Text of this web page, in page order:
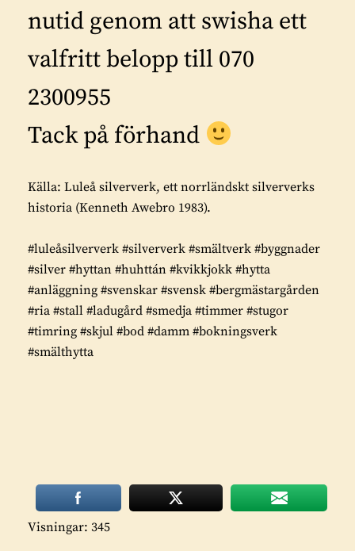
nutid genom att swisha ett
valfritt belopp till 070
2300955
Tack på förhand
Källa: Luleå silververk, ett norrländskt silververks
historia (Kenneth Awebro 1983).
#luleåsilververk #silververk #smältverk #byggnader
#silver #hyttan #huhttán #kvikkjokk #hytta
#anläggning #svenskar #svensk #bergmästargården
#ria #stall #ladugård #smedja #timmer #stugor
#timring #skjul #bod #damm #bokningsverk
#smälthytta
Visningar: 345